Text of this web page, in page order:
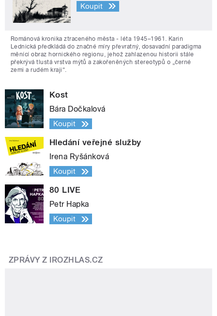
Koupit
Románová kronika ztraceného města - léta 1945–1961. Karin
Lednická předkládá do značné míry převratný, dosavadní paradigma
měnící obraz hornického regionu, jehož zahlazenou historii stále
překrývá tlustá vrstva mýtů a zakořeněných stereotypů o „černé
zemi a rudém kraji“.
Kost
Bára Dočkalová
Koupit
Hledání veřejné služby
Irena Ryšánková
Koupit
80 LIVE
Petr Hapka
Koupit
ZPRÁVY Z IROZHLAS.CZ